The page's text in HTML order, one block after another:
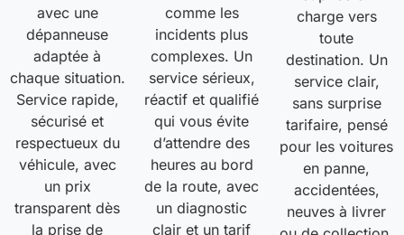
avec une
dépanneuse
adaptée à
chaque situation.
Service rapide,
sécurisé et
respectueux du
véhicule, avec
un prix
transparent dès
la prise de
comme les
incidents plus
complexes. Un
service sérieux,
réactif et qualifié
qui vous évite
d’attendre des
heures au bord
de la route, avec
un diagnostic
clair et un tarif
charge vers
toute
destination. Un
service clair,
sans surprise
tarifaire, pensé
pour les voitures
en panne,
accidentées,
neuves à livrer